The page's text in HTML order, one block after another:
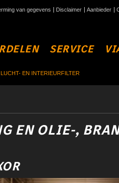
van gegevens Disclaimer Aanbieder
SERVICE
EN INTERIEURFILTER
EN OLIE-,